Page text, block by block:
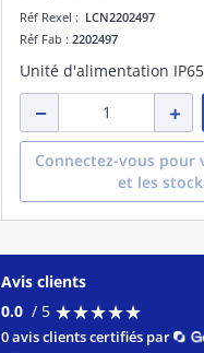
Réf Rexel : LCN2202497
Réf Fab : 2202497
Connectez-vous pour
et les
Avis clients
0.0 / 5 ★★★★★
★★★★★
0 avis clients certifiés par